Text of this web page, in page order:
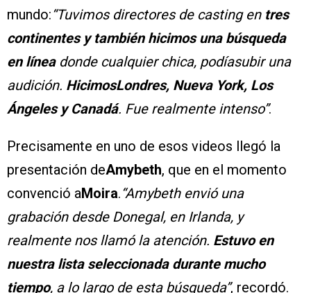
mundo:“Tuvimos directores de casting entres
continentes y también hicimos una búsqueda
en líneadonde cualquier chica, podíasubir una
audición. HicimosLondres, Nueva York, Los
Ángeles y Canadá. Fue realmente intenso”.
Precisamente en uno de esos videos llegó la
presentación deAmybeth, que en el momento
convenció aMoira.“Amybeth envió una
grabación desde Donegal, en Irlanda, y
realmente nos llamó la atención. Estuvo en
nuestra lista seleccionada durante mucho
tiempo, a lo largo de esta búsqueda”, recordó.